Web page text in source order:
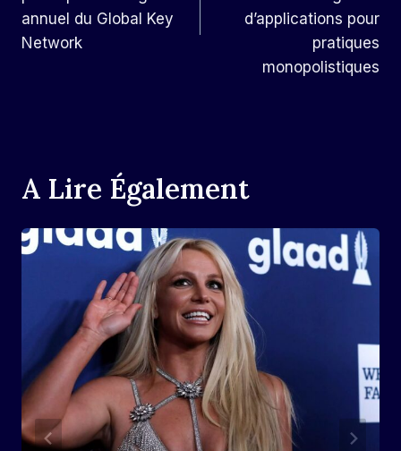
annuel du Global Key
Network
d’applications pour
pratiques
monopolistiques
A Lire Également